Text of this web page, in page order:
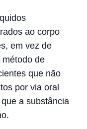
ao corpo
em vez de
de
que não
por via oral
a substância